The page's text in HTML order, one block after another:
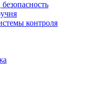
контроля